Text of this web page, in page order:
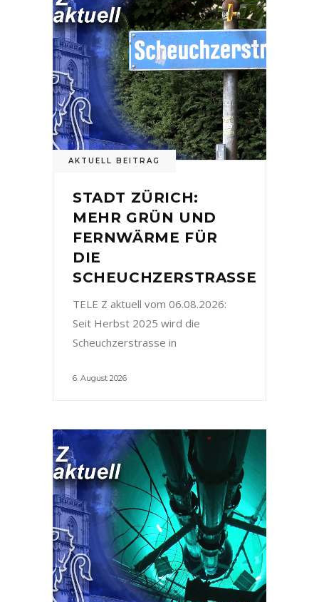
AKTUELL BEITRAG
STADT ZÜRICH:
MEHR GRÜN UND
FERNWÄRME FÜR
DIE
SCHEUCHZERSTRASSE
TELE Z aktuell vom 06.08.2026:
Seit Herbst 2025 wird die
Scheuchzerstrasse in
6. August 2026